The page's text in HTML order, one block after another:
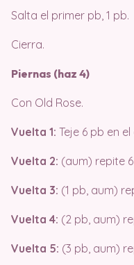
Salta el primer pb, 1 pb.
Cierra.
Piernas (haz 4)
Con Old Rose.
Vuelta 1: Teje 6 pb en
Vuelta 2: (aum) repite
Vuelta 3: (1 pb, aum)
Vuelta 4: (2 pb, aum)
Vuelta 5: (3 pb, aum)